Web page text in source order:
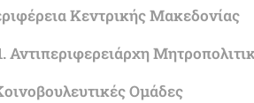
Μακεδονίας
Αντιπεριφερειάρχη
Ομάδες